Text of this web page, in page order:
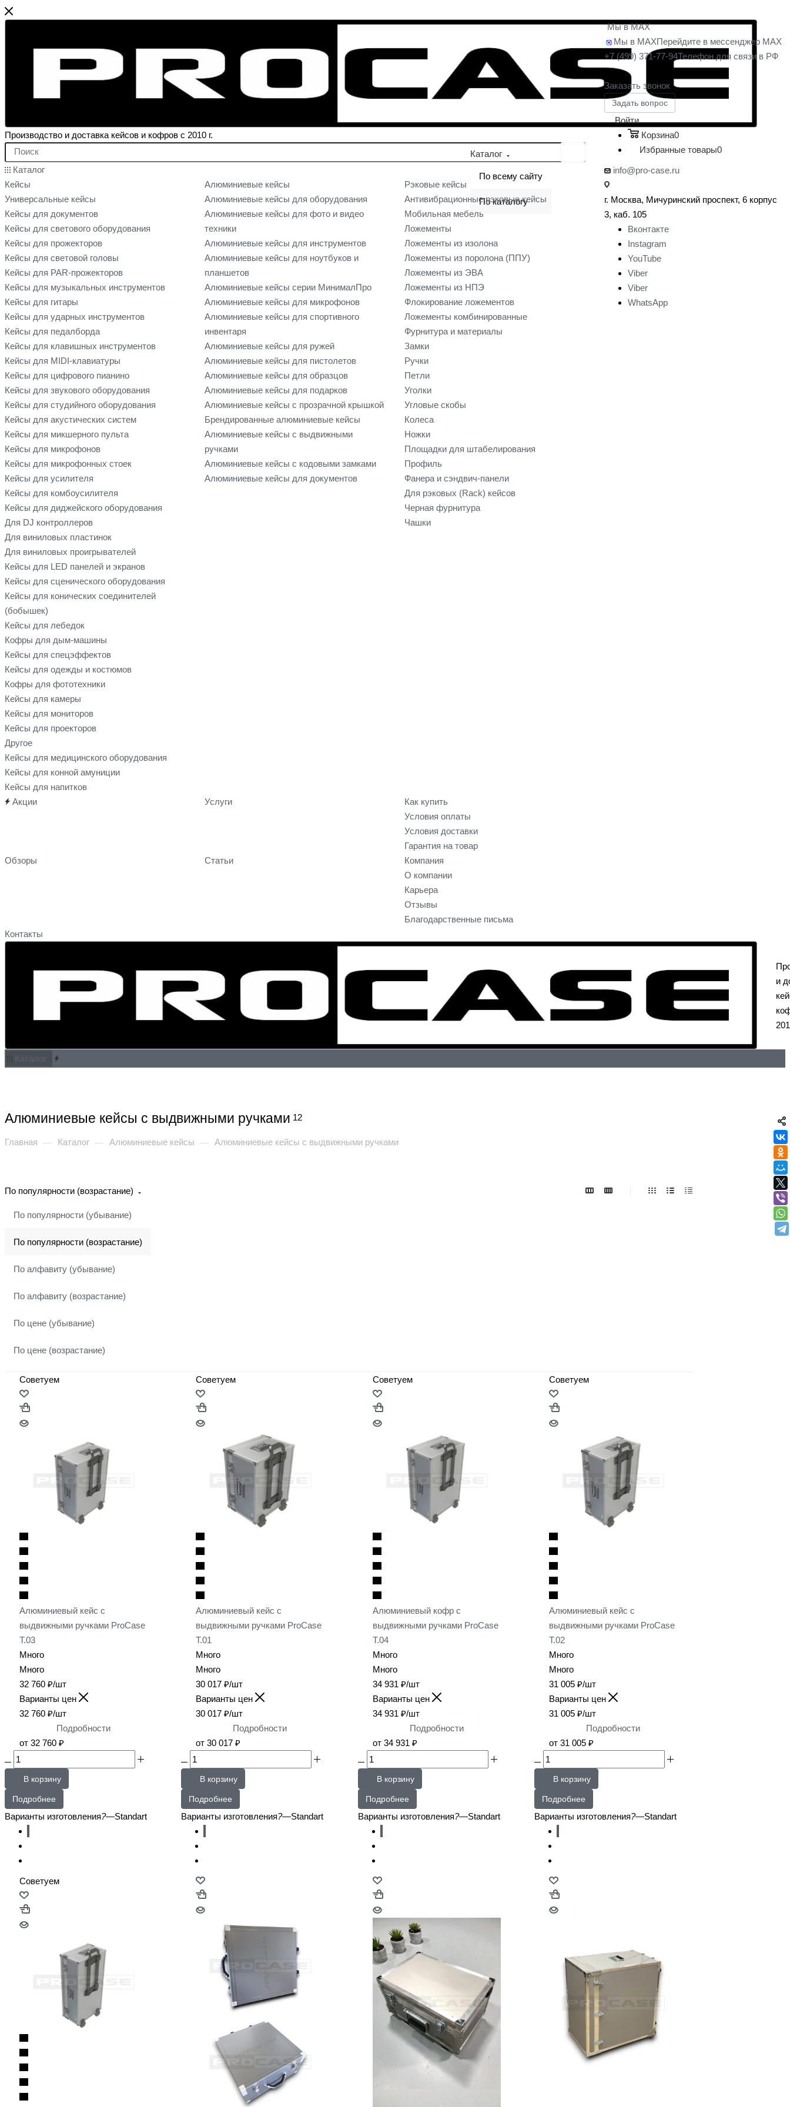
Производство и доставка кейсов и кофров с 2010 г.
Каталог
По всему сайту
По каталогу
Каталог
Кейсы
Универсальные кейсы
Кейсы для документов
Кейсы для светового оборудования
Кейсы для прожекторов
Кейсы для световой головы
Кейсы для PAR-прожекторов
Кейсы для музыкальных инструментов
Кейсы для гитары
Кейсы для ударных инструментов
Кейсы для педалборда
Кейсы для клавишных инструментов
Кейсы для MIDI-клавиатуры
Кейсы для цифрового пианино
Кейсы для звукового оборудования
Кейсы для студийного оборудования
Кейсы для акустических систем
Кейсы для микшерного пульта
Кейсы для микрофонов
Кейсы для микрофонных стоек
Кейсы для усилителя
Кейсы для комбоусилителя
Кейсы для диджейского оборудования
Для DJ контроллеров
Для виниловых пластинок
Для виниловых проигрывателей
Кейсы для LED панелей и экранов
Кейсы для сценического оборудования
Кейсы для конических соединителей
(бобышек)
Кейсы для лебедок
Кофры для дым-машины
Кейсы для спецэффектов
Кейсы для одежды и костюмов
Кофры для фототехники
Кейсы для камеры
Кейсы для мониторов
Кейсы для проекторов
Другое
Кейсы для медицинского оборудования
Кейсы для конной амуниции
Кейсы для напитков
Алюминиевые кейсы
Алюминиевые кейсы для оборудования
Алюминиевые кейсы для фото и видео
техники
Алюминиевые кейсы для инструментов
Алюминиевые кейсы для ноутбуков и
планшетов
Алюминиевые кейсы серии МинималПро
Алюминиевые кейсы для микрофонов
Алюминиевые кейсы для спортивного
инвентаря
Алюминиевые кейсы для ружей
Алюминиевые кейсы для пистолетов
Алюминиевые кейсы для образцов
Алюминиевые кейсы для подарков
Алюминиевые кейсы с прозрачной крышкой
Брендированные алюминиевые кейсы
Алюминиевые кейсы с выдвижными
ручками
Алюминиевые кейсы с кодовыми замками
Алюминиевые кейсы для документов
Рэковые кейсы
Антивибрационные рэковые кейсы
Мобильная мебель
Ложементы
Ложементы из изолона
Ложементы из поролона (ППУ)
Ложементы из ЭВА
Ложементы из НПЭ
Флокирование ложементов
Ложементы комбинированные
Фурнитура и материалы
Замки
Ручки
Петли
Уголки
Угловые скобы
Колеса
Ножки
Площадки для штабелирования
Профиль
Фанера и сэндвич-панели
Для рэковых (Rack) кейсов
Черная фурнитура
Чашки
Акции Услуги
Как купить
Условия оплаты
Условия доставки
Гарантия на товар
Обзоры
Статьи
Компания
О компании
Карьера
Отзывы
Благодарственные письма
Контакты
Мы в MAX
Мы в MAXПерейдите в мессенджер MAX
+7 (499) 371-77-94Телефон для связи в РФ
Заказать звонок
Задать вопрос
Войти
Корзина0
Избранные товары0
info@pro-case.ru
г. Москва, Мичуринский проспект, 6 корпус
3, каб. 105
Вконтакте
Instagram
YouTube
Viber
Viber
WhatsApp
и
Алюминиевые кейсы с выдвижными ручками 12
Главная — Каталог — Алюминиевые кейсы — Алюминиевые кейсы с выдвижными ручками
По популярности (возрастание)
По популярности (убывание)
По популярности (возрастание)
По алфавиту (убывание)
По алфавиту (возрастание)
По цене (убывание)
По цене (возрастание)
Советуем
Алюминиевый кейс с
выдвижными ручками ProCase
T.03
Много
Много
32 760 ₽/шт
Варианты цен
32 760 ₽/шт
Подробности
от 32 760 ₽
В корзину
Подробнее
Варианты изготовления?—Standart
Советуем
Алюминиевый кейс с
выдвижными ручками ProCase
T.01
Много
Много
30 017 ₽/шт
Варианты цен
30 017 ₽/шт
Подробности
от30 017 ₽
В корзину
Подробнее
Варианты изготовления?—Standart
Советуем
Алюминиевый кофр с
выдвижными ручками ProCase
T.04
Много
Много
34 931 ₽/шт
Варианты цен
34 931 ₽/шт
Подробности
от 34 931 ₽
В корзину
Подробнее
Варианты изготовления?—Standart
Советуем
Алюминиевый кейс с
выдвижными ручками ProCase
T.02
Много
Много
31 005₽/шт
Варианты цен
31 005₽/шт
Подробности
от 31 005 ₽
В корзину
Подробнее
Варианты изготовления?—Standart
Советуем